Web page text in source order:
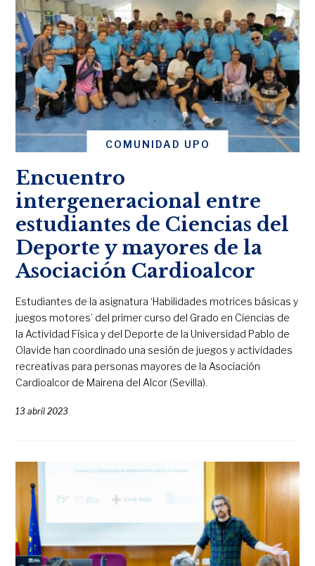
COMUNIDAD UPO
Encuentro
intergeneracional entre
estudiantes de Ciencias del
Deporte y mayores de la
Asociación Cardioalcor
Estudiantes de la asignatura ‘Habilidades motrices básicas y
juegos motores’ del primer curso del Grado en Ciencias de
la Actividad Física y del Deporte de la Universidad Pablo de
Olavide han coordinado una sesión de juegos y actividades
recreativas para personas mayores de la Asociación
Cardioalcor de Mairena del Alcor (Sevilla).
13 abril 2023